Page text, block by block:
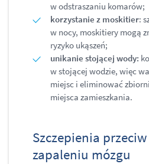
w odstraszaniu komarów;
korzystanie z moskitier:
w nocy, moskitiery mogą
ryzyko ukąszeń;
unikanie stojącej wody:
w stojącej wodzie, więc
miejsc i eliminować
miejsca zamieszkania.
Szczepienia
zapaleniu mózgu